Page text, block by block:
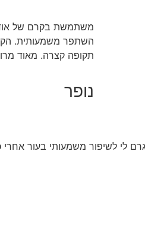
השתפר משמעותית.
תקופה קצרה. מאוד
נופר
לשיפור משמעותי בעור אחרי